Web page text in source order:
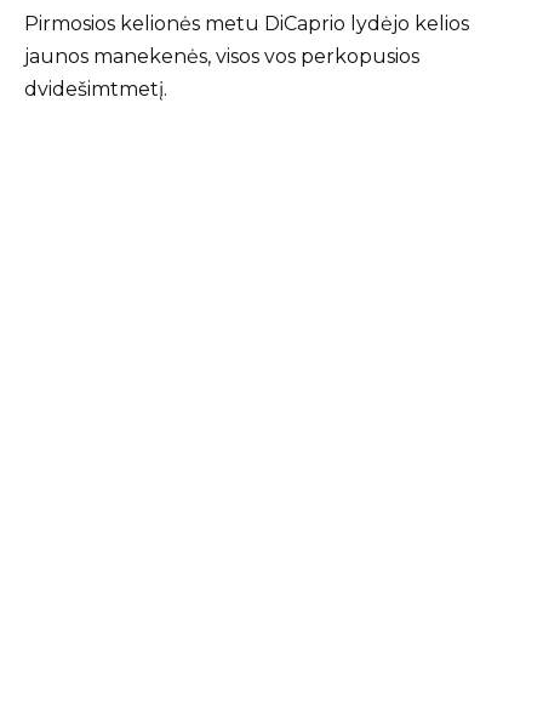
Pirmosios kelionės metu DiCaprio lydėjo kelios
jaunos manekenės, visos vos perkopusios
dvidešimtmetį.